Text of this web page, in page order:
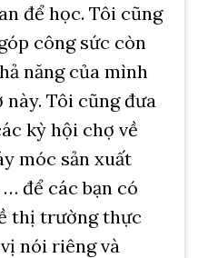
để học. Tôi cũng
công sức còn
năng của mình
Tôi cũng đưa
kỳ hội chợ về
móc sản xuất
để các bạn có
thị trường thực
nói riêng và